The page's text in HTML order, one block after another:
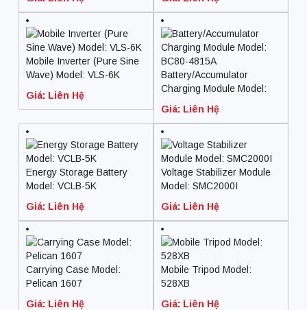
Mobile Inverter (Pure Sine
Wave) Model: VLS-6K
Giá: Liên Hệ
Battery/Accumulator
Charging Module Model:
Giá: Liên Hệ
Energy Storage Battery
Model: VCLB-5K
Giá: Liên Hệ
Voltage Stabilizer Module
Model: SMC2000I
Giá: Liên Hệ
Carrying Case Model:
Pelican 1607
Giá: Liên Hệ
Mobile Tripod Model:
528XB
Giá: Liên Hệ